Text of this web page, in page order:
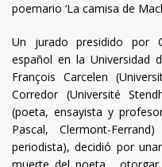
poemario ‘La camisa de
Un jurado presidido por
español en la Universidad
François Carcelen
Corredor (Université
(poeta, ensayista y
Pascal, Clermont-
periodista), decidió por